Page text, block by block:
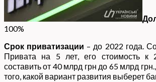
100%
Срок приватизации – до 2022 года.
Привата на 5 лет, его стоимость к
составить от 40 млрд грн до 65 млрд
того, какой вариант развития выберет